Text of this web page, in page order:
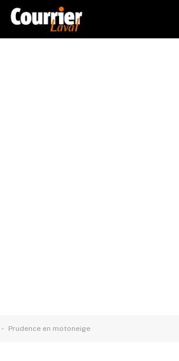
- Prudence en motoneige